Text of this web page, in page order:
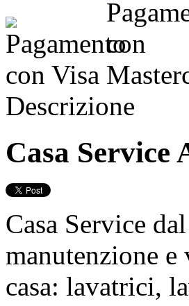
Descrizione
Casa Service
Casa Service
manutenzione
casa: lavatrici,